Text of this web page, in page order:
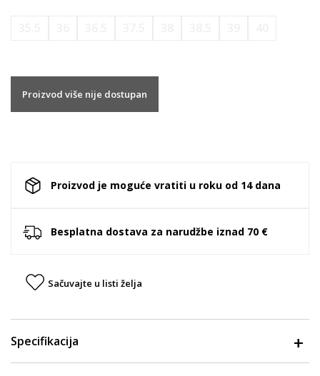
Proizvod više nije dostupan
Proizvod je moguće vratiti u roku od 14 dana
Besplatna dostava za narudžbe iznad 70 €
Sačuvajte u listi želja
Specifikacija